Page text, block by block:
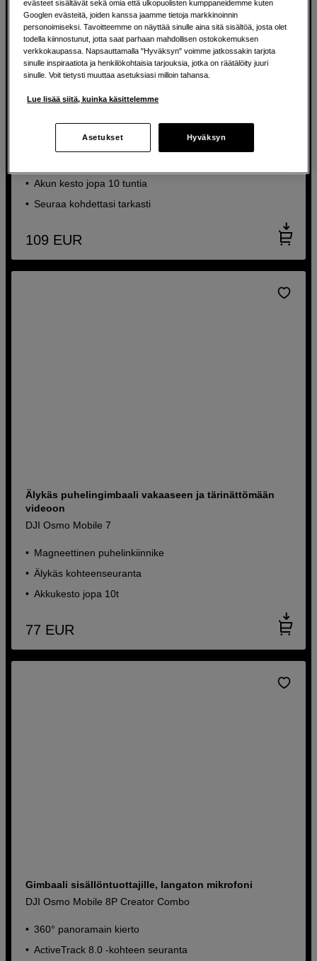
Monipuolinen gimbaali, jossa on sisäänrakennettu
DJI Osmo Mobile 7P
Akun kesto jopa 10 tuntia
Seuraa kohdettasi tarkasti
109 EUR
Älykäs puhelingimbaali vakaaseen ja tärinättömään
videoon
DJI Osmo Mobile 7
Magneettinen puhelinkiinnike
Älykäs kohteenseuranta
Akkukesto jopa 10t
77 EUR
Gimbaali sisällöntuottajille, langaton mikrofoni
DJI Osmo Mobile 8P Creator Combo
360° panoramain kierto
ActiveTrack 8.0 -kohteen seuranta
evästeet sisältävät sekä omia että ulkopuolisten kumppaneidemme kuten
Googlen evästeitä, joiden kanssa jaamme tietoja markkinoinnin
personoimiseksi. Tavoitteemme on näyttää sinulle aina sitä sisältöä, josta olet
todella kiinnostunut, jotta saat parhaan mahdollisen ostokokemuksen
verkkokaupassa. Napsauttamalla "Hyväksyn" voimme jatkossakin tarjota
sinulle inspiraatiota ja henkilökohtaisia tarjouksia, jotka on räätälöity juuri
sinulle. Voit tietysti muuttaa asetuksiasi milloin tahansa.
Lue lisää siitä, kuinka käsittelemme
Asetukset Hyväksyn